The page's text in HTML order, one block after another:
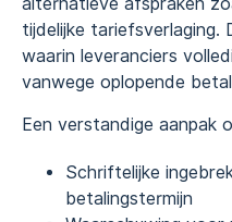
tijdelijke tariefsverlaging.
waarin leveranciers
vanwege oplopende
Een verstandige aanpak
Schriftelijke
betalingstermijn